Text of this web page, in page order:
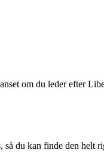
om du leder efter
du kan finde den helt